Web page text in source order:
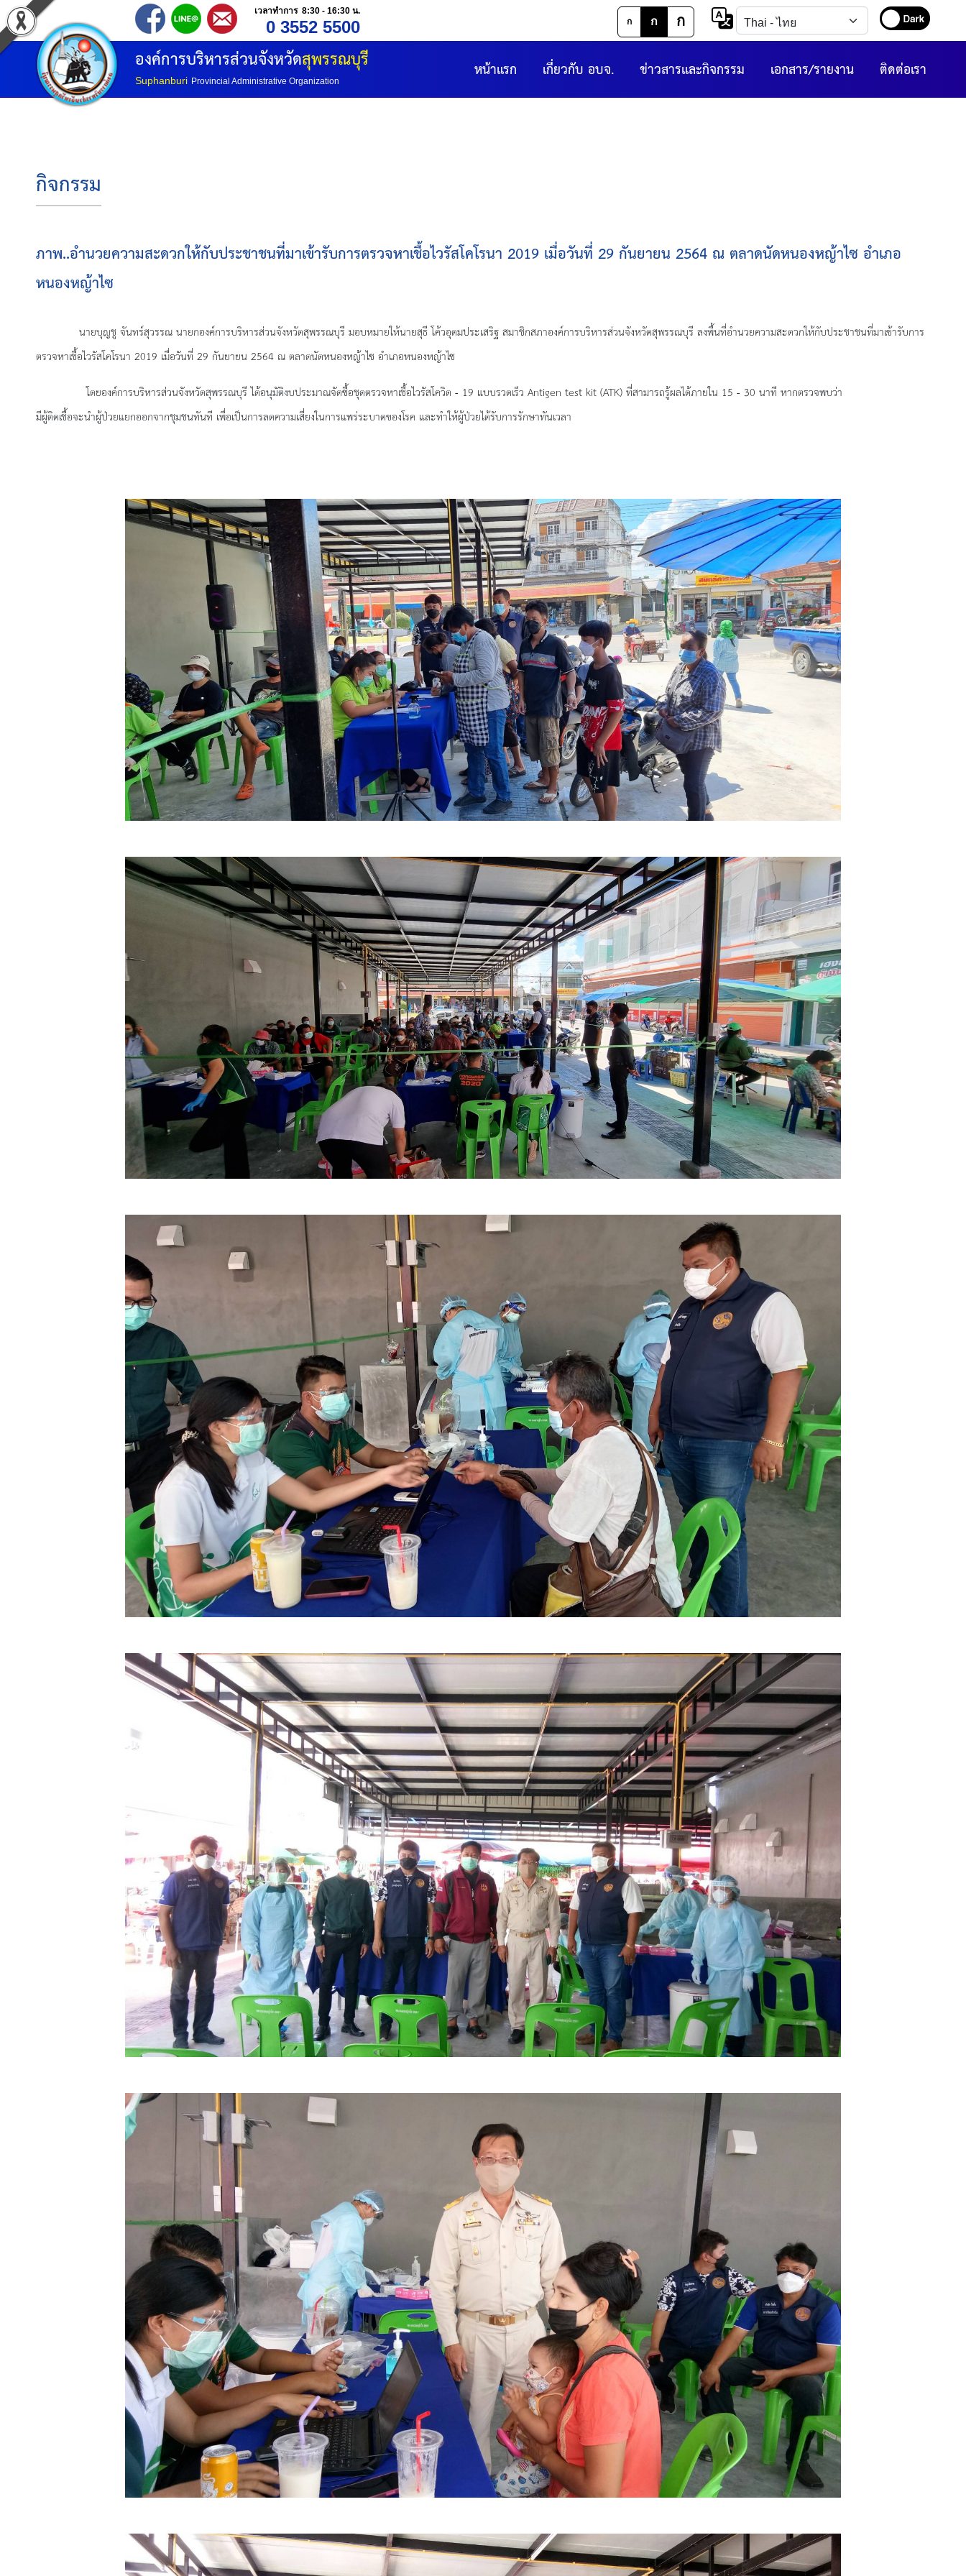
เวลาทำการ 8:30 - 16:30 น.
0 3552 5500 ก ก ก
องค์การบริหารส่วนจังหวัดสุพรรณบุรี
Suphanburi Provincial Administrative Organization ติดต่อเรา
เอกสาร/รายงาน
ข่าวสารและกิจกรรม
เกี่ยวกับ อบจ.
หน้าแรก
กิจกรรม
ภาพ..อำนวยความสะดวกให้กับประชาชนที่มาเข้ารับการตรวจหาเชื้อไวรัสโคโรนา 2019 เมื่อวันที่ 29 กันยายน 2564 ณ ตลาดนัดหนองหญ้าไซ อำเภอ
หนองหญ้าไซ
นายบุญชู จันทร์สุวรรณ นายกองค์การบริหารส่วนจังหวัดสุพรรณบุรี มอบหมายให้นายสุธี โค้วอุดมประเสริฐ สมาชิกสภาองค์การบริหารส่วนจังหวัดสุพรรณบุรี ลงพื้นที่อำนวยความสะดวกให้กับประชาชนที่มาเข้ารับการ
ตรวจหาเชื้อไวรัสโคโรนา 2019 เมื่อวันที่ 29 กันยายน 2564 ณ ตลาดนัดหนองหญ้าไซ อำเภอหนองหญ้าไซ
โดยองค์การบริหารส่วนจังหวัดสุพรรณบุรีได้อนุมัติงบประมาณจัดซื้อชุดตรวจหาเชื้อไวรัสโควิด - 19 แบบรวดเร็ว Antigen test kit (ATK) ที่สามารถรู้ผลได้ภายใน 15 - 30 นาที หากตรวจพบว่า
มีผู้ติดเชื้อจะนำผู้ป่วยแยกออกจากชุมชนทันที เพื่อเป็นการลดความเสี่ยงในการแพร่ระบาดของโรค และทำให้ผู้ป่วยได้รับการรักษาทันเวลา